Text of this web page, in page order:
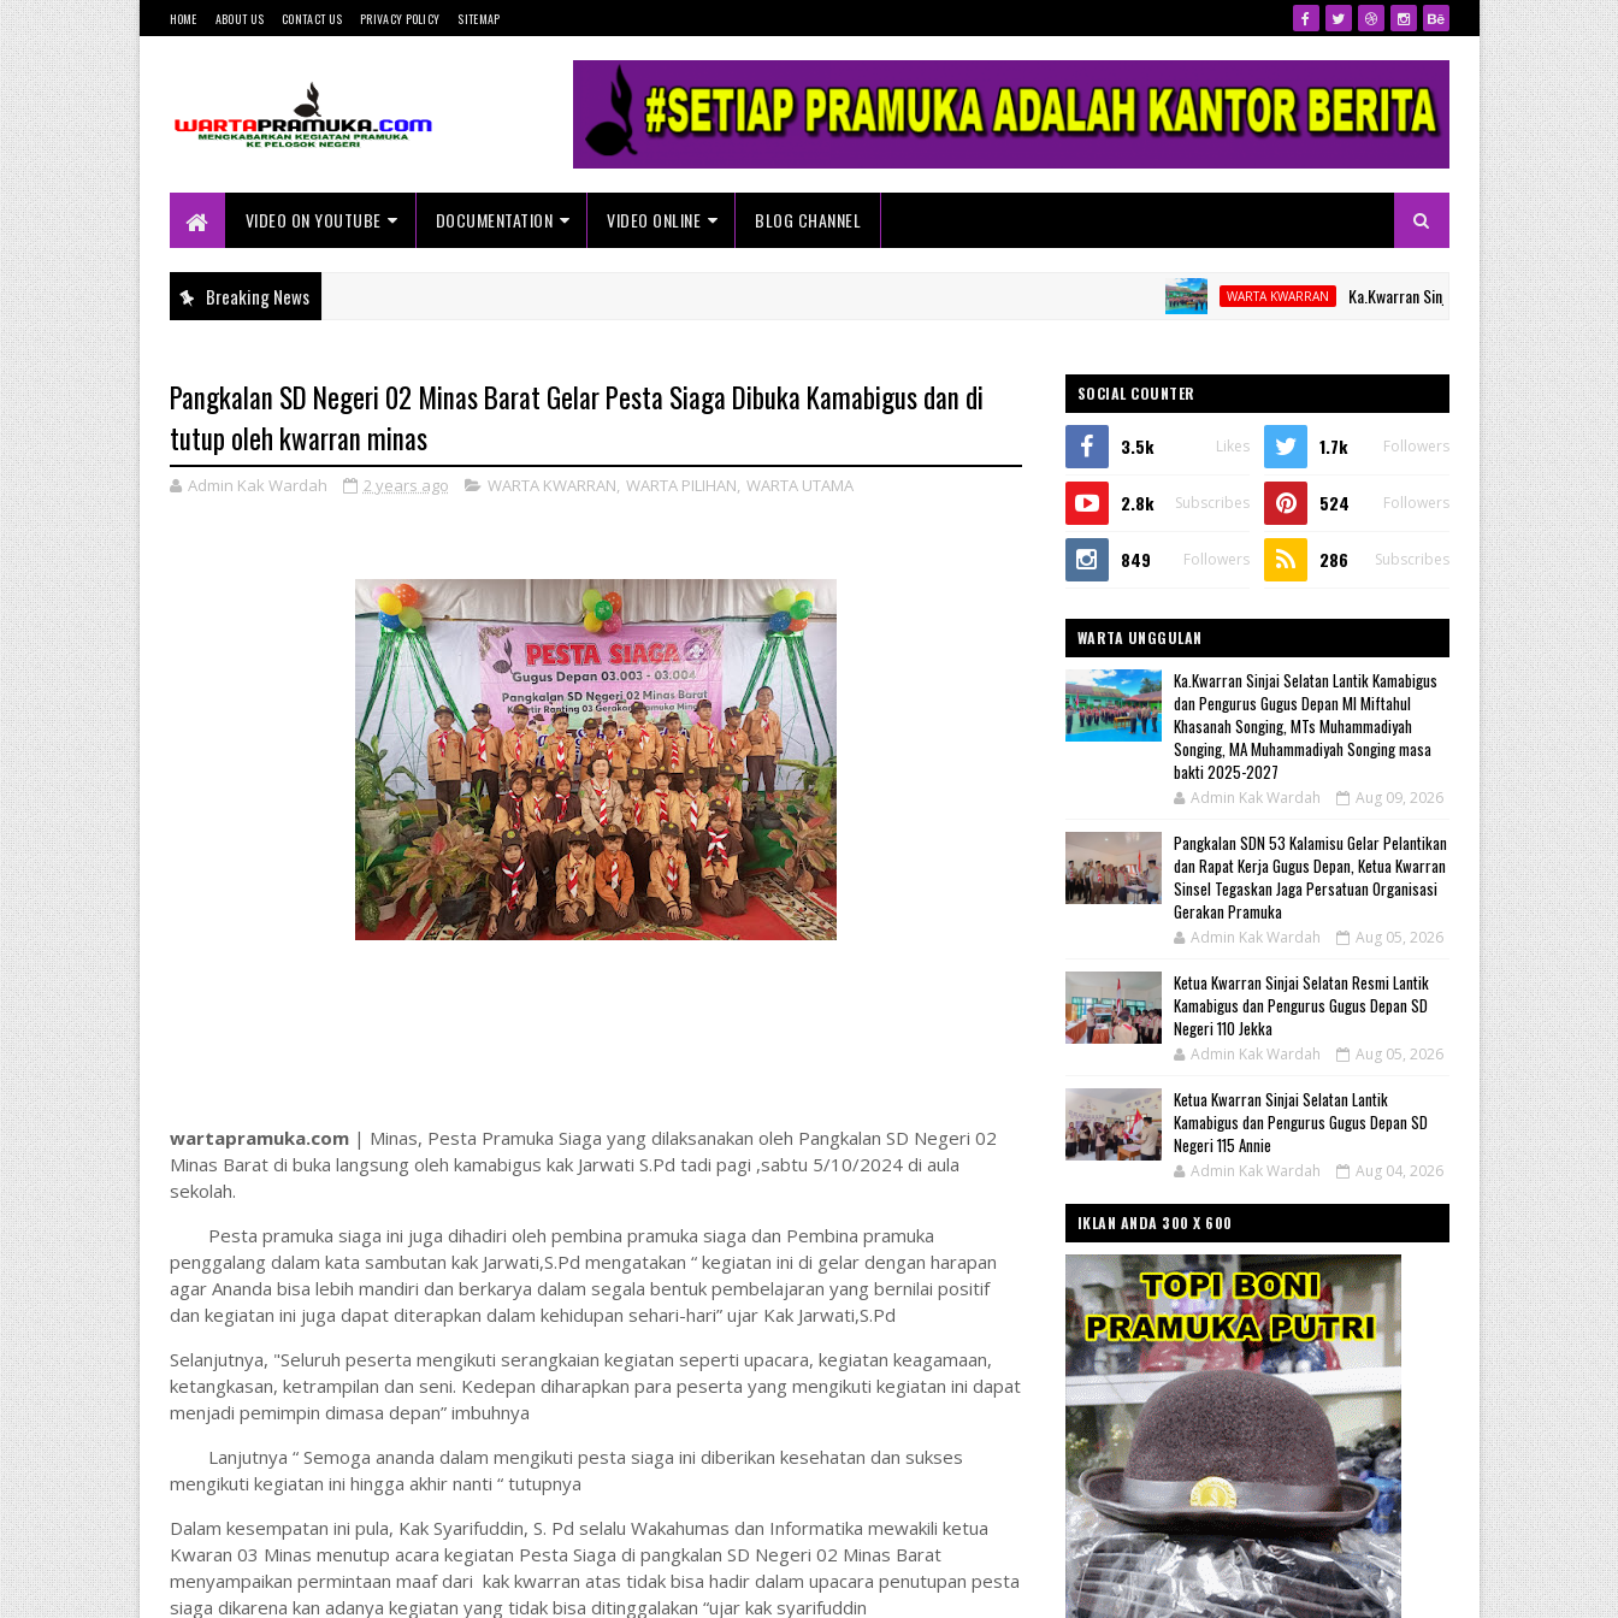
HOME ABOUT US CONTACT US PRIVACY POLICY SITEMAP
Pelosok Negeri
VIDEO ON YOUTUBE
DOCUMENTATION VIDEO ONLINE BLOG CHANNEL
Breaking News WARTA KWARRAN Ka.Kwarran Sinjai Selatan Lantik Kamabigus dan
Pangkalan SD Negeri 02 Minas Barat Gelar Pesta Siaga Dibuka Kamabigus dan di
tutup oleh kwarran minas
Admin Kak Wardah 2 years ago WARTA KWARRAN, WARTA PILIHAN, WARTA UTAMA
wartapramuka.com| Minas, Pesta Pramuka Siaga yang dilaksanakan oleh Pangkalan SD Negeri 02
Minas Barat di buka langsung oleh kamabigus kak Jarwati S.Pd tadi pagi ,sabtu 5/10/2024 di aula
sekolah.
Pesta pramuka siaga ini juga dihadiri oleh pembina pramuka siaga dan Pembina pramuka
penggalang dalam kata sambutan kak Jarwati,S.Pd mengatakan “ kegiatan ini di gelar dengan harapan
agar Ananda bisa lebih mandiri dan berkarya dalam segala bentuk pembelajaran yang bernilai positif
dan kegiatan ini juga dapat diterapkan dalam kehidupan sehari-hari” ujar Kak Jarwati,S.Pd
Selanjutnya, "Seluruh peserta mengikuti serangkaian kegiatan seperti upacara, kegiatan keagamaan,
ketangkasan, ketrampilan dan seni. Kedepan diharapkan para peserta yang mengikuti kegiatan ini dapat
menjadi pemimpin dimasa depan” imbuhnya
Lanjutnya “ Semoga ananda dalam mengikuti pesta siaga ini diberikan kesehatan dan sukses
mengikuti kegiatan ini hingga akhir nanti “ tutupnya
Dalam kesempatan ini pula, Kak Syarifuddin, S. Pd selalu Wakahumas dan Informatika mewakili ketua
Kwaran 03 Minas menutup acara kegiatan Pesta Siaga di pangkalan SD Negeri 02 Minas Barat
menyampaikan permintaan maaf dari kak kwarran atas tidak bisa hadir dalam upacara penutupan pesta
siaga dikarena kan adanya kegiatan yang tidak bisa ditinggalakan “ujar kak syarifuddin
SOCIAL COUNTER
3.5k Likes 1.7k Followers
2.8k Subscribes 524 Followers
849 Followers 286 Subscribes
WARTA UNGGULAN
Ka.Kwarran Sinjai Selatan Lantik Kamabigus
dan Pengurus Gugus Depan MI Miftahul
Khasanah Songing, MTs Muhammadiyah
Songing, MA Muhammadiyah Songing masa
bakti 2025-2027
Admin Kak Wardah Aug 09, 2026
Pangkalan SDN 53 Kalamisu Gelar Pelantikan
dan Rapat Kerja Gugus Depan, Ketua Kwarran
Sinsel Tegaskan Jaga Persatuan Organisasi
Gerakan Pramuka
Admin Kak Wardah Aug 05, 2026
Ketua Kwarran Sinjai Selatan Resmi Lantik
Kamabigus dan Pengurus Gugus Depan SD
Negeri 110 Jekka
Admin Kak Wardah Aug 05, 2026
Ketua Kwarran Sinjai Selatan Lantik
Kamabigus dan Pengurus Gugus Depan SD
Negeri 115 Annie
Admin Kak Wardah Aug 04, 2026
IKLAN ANDA 300 X 600